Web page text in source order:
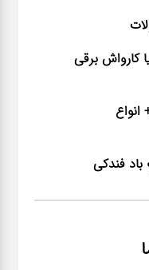
کارواش برقی